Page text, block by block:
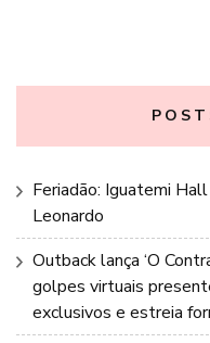
Feriadão: Iguatemi
Leonardo
Outback lança ‘O
golpes virtuais
exclusivos e estreia